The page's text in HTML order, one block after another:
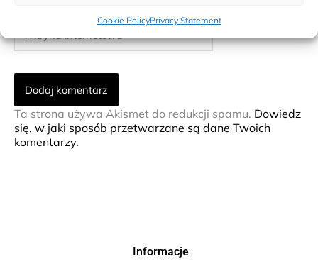
Cookie PolicyPrivacy Statement
internetowa
Ta strona używa Akismet do redukcji spamu. Dowiedz
się, w jaki sposób przetwarzane są dane Twoich
komentarzy.
Informacje